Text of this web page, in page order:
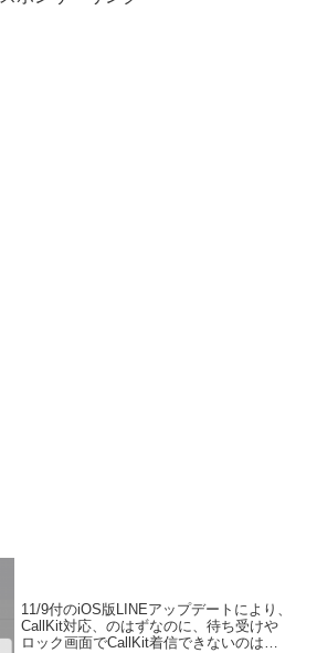
11/9付のiOS版LINEアップデートにより、
CallKit対応、のはずなのに、待ち受けや
ロック画面でCallKit着信できないのはな